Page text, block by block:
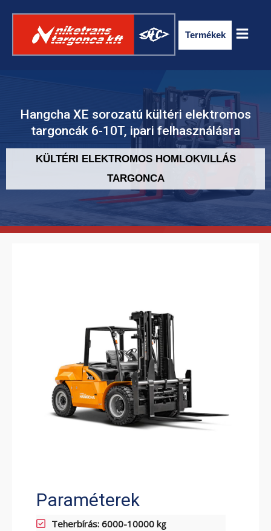
Termékek
ELEKTROMOS RAKLAPSZÁLLÍTÓ
TARGONCA
ELEKTROMOS RAKLAPEMELŐ
TARGONCA
Hangcha XE sorozatú kültéri elektromos
targoncák 6-10T, ipari felhasználásra
KÜLTÉRI ELEKTROMOS HOMLOKVILLÁS
TARGONCA
Paraméterek
Teherbírás: 6000-10000 kg